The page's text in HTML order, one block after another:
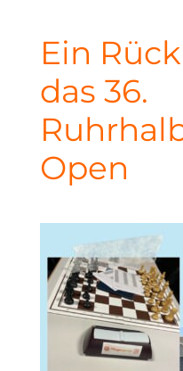
Ein
das 36.
Open